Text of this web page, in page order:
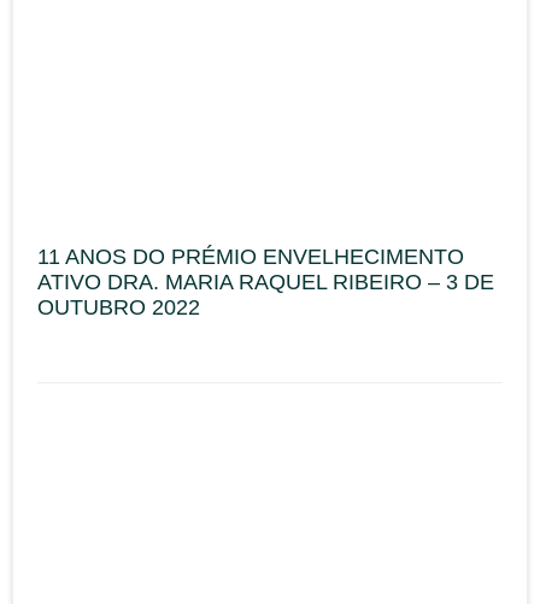
11 ANOS DO PRÉMIO ENVELHECIMENTO
ATIVO DRA. MARIA RAQUEL RIBEIRO – 3 DE
OUTUBRO 2022